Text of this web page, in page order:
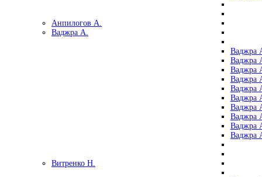
Анпилогов А.
Ваджра А.
Ваджра
Ваджра
Ваджра
Ваджра
Ваджра
Ваджра
Ваджра
Ваджра
Ваджра
Ваджра
Витренко Н.